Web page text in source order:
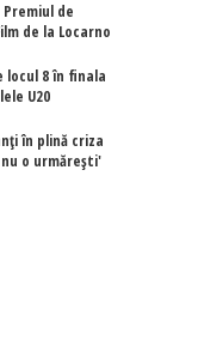
de
de la Locarno
locul 8 în finala
U20
în plină criza
o urmărești'